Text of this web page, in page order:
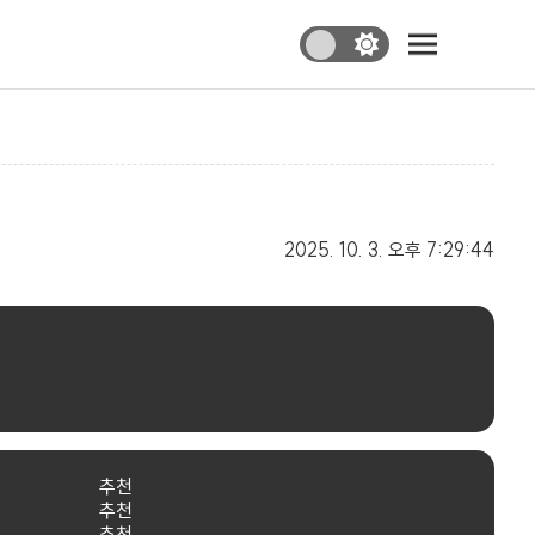
2025. 10. 3. 오후 7:29:44
추천
추천